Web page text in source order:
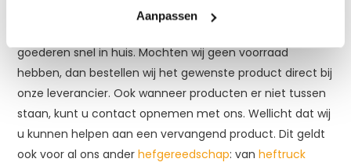
Aanpassen
Hijsmiddelen-Expert. Bij de meeste producten zijn wij in
goederen snel in huis. Mochten wij geen voorraad
hebben, dan bestellen wij het gewenste product direct bij
onze leverancier. Ook wanneer producten er niet tussen
staan, kunt u contact opnemen met ons. Wellicht dat wij
u kunnen helpen aan een vervangend product. Dit geldt
ook voor al ons anderhefgereedschap: vanheftruck